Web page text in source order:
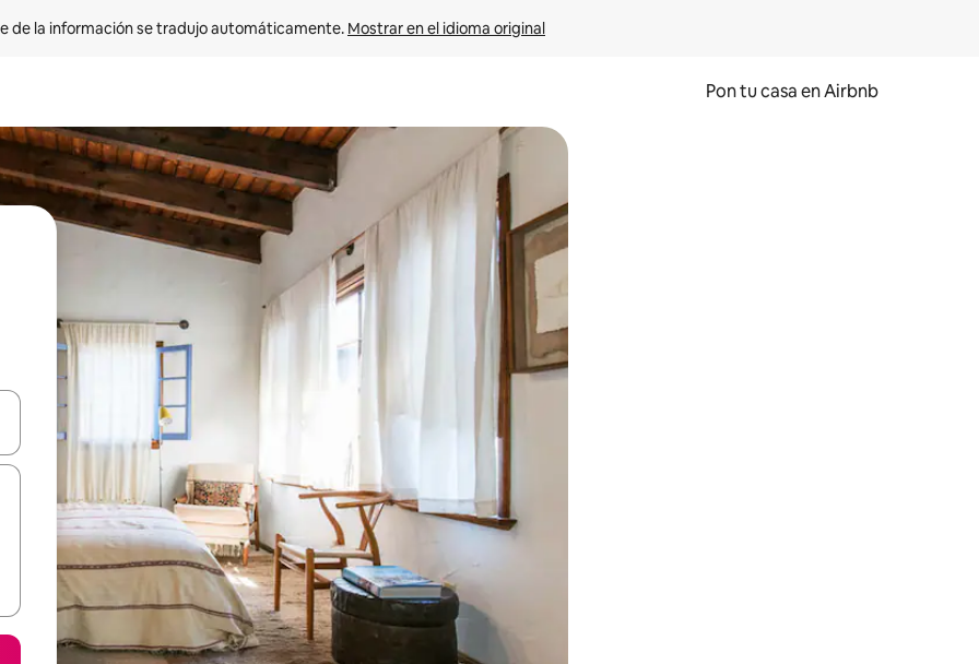
de la información se tradujo automáticamente. Mostrar en el idioma original
Pon tu casa en Airbnb
las teclas de flecha hacia arriba y hacia abajo o explora con el tacto o desliza el dedo.